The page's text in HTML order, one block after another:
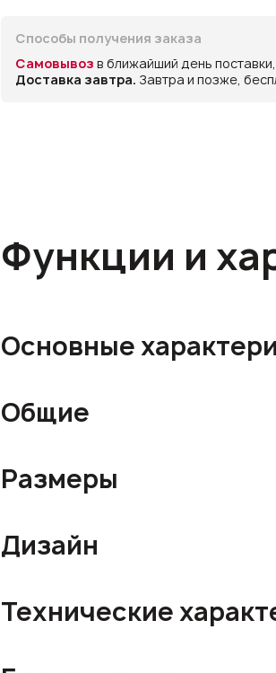
Способы получения заказа
Самовывоз в ближайший день
Доставка завтра. Завтра и позже,
Функции и
Основные
Общие
Размеры
Дизайн
Технические